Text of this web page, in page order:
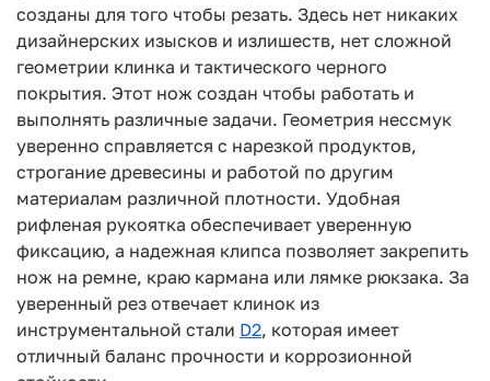
созданы для того чтобы резать. Здесь нет никаких
дизайнерских изысков и излишеств, нет сложной
геометрии клинка и тактического черного
покрытия. Этот нож создан чтобы работать и
выполнять различные задачи. Геометрия нессмук
уверенно справляется с нарезкой продуктов,
строгание древесины и работой по другим
материалам различной плотности. Удобная
рифленая рукоятка обеспечивает уверенную
фиксацию, а надежная клипса позволяет закрепить
нож на ремне, краю кармана или лямке рюкзака. За
уверенный рез отвечает клинок из
инструментальной стали D2, которая имеет
отличный баланс прочности и коррозионной